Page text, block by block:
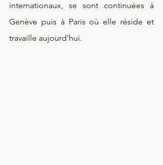
internationaux, se sont continuées à
Genève puis à Paris où elle réside et
travaille aujourd'hui.